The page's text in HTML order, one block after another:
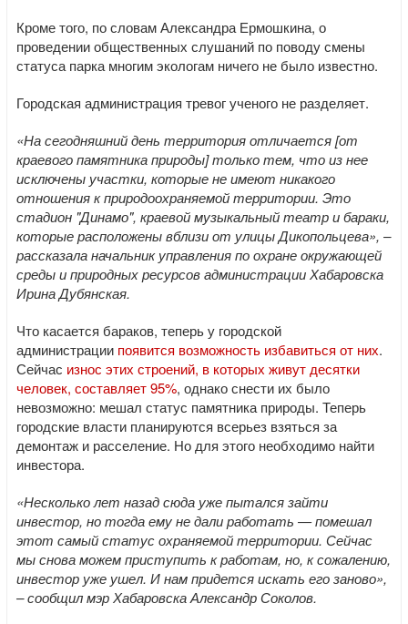
Кроме того, по словам Александра Ермошкина, о
проведении общественных слушаний по поводу смены
статуса парка многим экологам ничего не было известно.
Городская администрация тревог ученого не разделяет.
«На сегодняшний день территория отличается [от
краевого памятника природы] только тем, что из нее
исключены участки, которые не имеют никакого
отношения к природоохраняемой территории. Это
стадион "Динамо", краевой музыкальный театр и бараки,
которые расположены вблизи от улицы Дикопольцева», –
рассказала начальник управления по охране окружающей
среды и природных ресурсов администрации Хабаровска
Ирина Дубянская.
Что касается бараков, теперь у городской
администрации появится возможность избавиться от них.
Сейчас износ этих строений, в которых живут десятки
человек, составляет 95%, однако снести их было
невозможно: мешал статус памятника природы. Теперь
городские власти планируются всерьез взяться за
демонтаж и расселение. Но для этого необходимо найти
инвестора.
«Несколько лет назад сюда уже пытался зайти
инвестор, но тогда ему не дали работать — помешал
этот самый статус охраняемой территории. Сейчас
мы снова можем приступить к работам, но, к сожалению,
инвестор уже ушел. И нам придется искать его заново»,
– сообщил мэр Хабаровска Александр Соколов.